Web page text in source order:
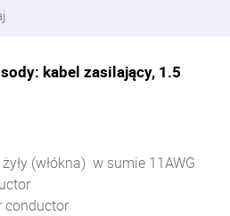
kabel zasilający, 1.5
(włókna) w sumie 11AWG
conductor